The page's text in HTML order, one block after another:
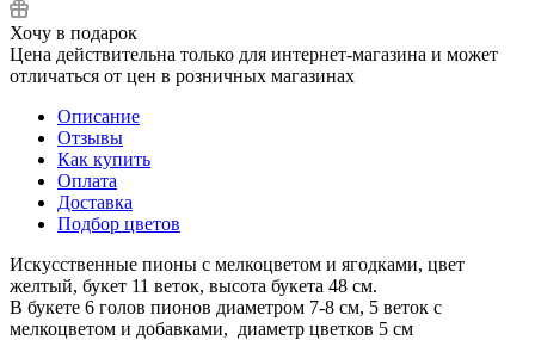
Хочу в подарок
Цена действительна только для интернет-магазина и может
отличаться от цен в розничных магазинах
Описание
Отзывы
Как купить
Оплата
Доставка
Подбор цветов
Искусственные пионы с мелкоцветом и ягодками, цвет
желтый, букет 11 веток, высота букета 48 см.
В букете 6 голов пионов диаметром 7-8 см, 5 веток с
мелкоцветом и добавками, диаметр цветков 5 см